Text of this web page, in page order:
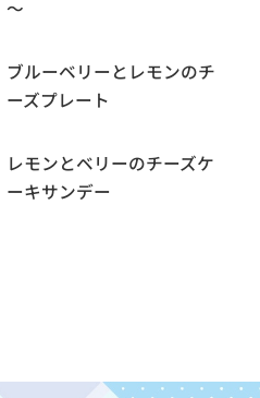
～
ブルーベリーとレモンのチ
ーズプレート
レモンとベリーのチーズケ
ーキサンデー